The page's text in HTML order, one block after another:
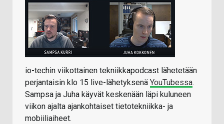
io-techin viikottainen tekniikkapodcast lähetetään
perjantaisin klo 15 live-lähetyksenä YouTubessa.
Sampsa ja Juha käyvät keskenään läpi kuluneen
viikon ajalta ajankohtaiset tietotekniikka- ja
mobiiliaiheet.